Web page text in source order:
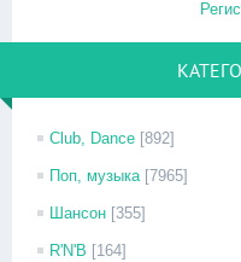
Club, Dance [892]
Поп, музыка [7965]
Шансон [355]
R'N'B [164]